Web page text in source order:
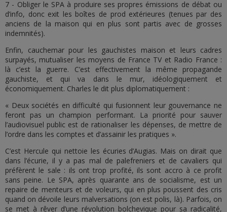
7 - Obliger le SPA à produire ses propres émissions de débat ou
d’info, donc exit les boîtes de prod extérieures (tenues par des
anciens de la maison qui en plus sont partis avec de grosses
indemnités).
Enfin, cauchemar pour les gauchistes maison et leurs cadres
surpayés, mutualiser les moyens de France TV et Radio France :
là c’est la guerre. C’est effectivement la même propagande
gauchiste, et qui va dans le mur, idéologiquement et
économiquement. Charles le dit plus diplomatiquement :
« Deux sociétés en difficulté qui fusionnent leur gouvernance ne
feront pas un champion performant. La priorité pour sauver
l’audiovisuel public est de rationaliser les dépenses, de mettre de
l’ordre dans les comptes et d’assainir les pratiques ».
C’est Hercule qui nettoie les écuries d’Augias. Mais on dirait que
dans l’écurie, il y a pas mal de palefreniers et de cavaliers qui
préfèrent le sale : ils ont trop profité, ils sont accro à ce profit
sans peine. Le SPA, après quarante ans de socialisme, est un
repaire de menteurs et de voleurs, qui en plus poussent des cris
quand on dévoile leurs malversations (on est polis, là). Parfois, on
se met à rêver d’une révolution bolchevique pour sa radicalité,